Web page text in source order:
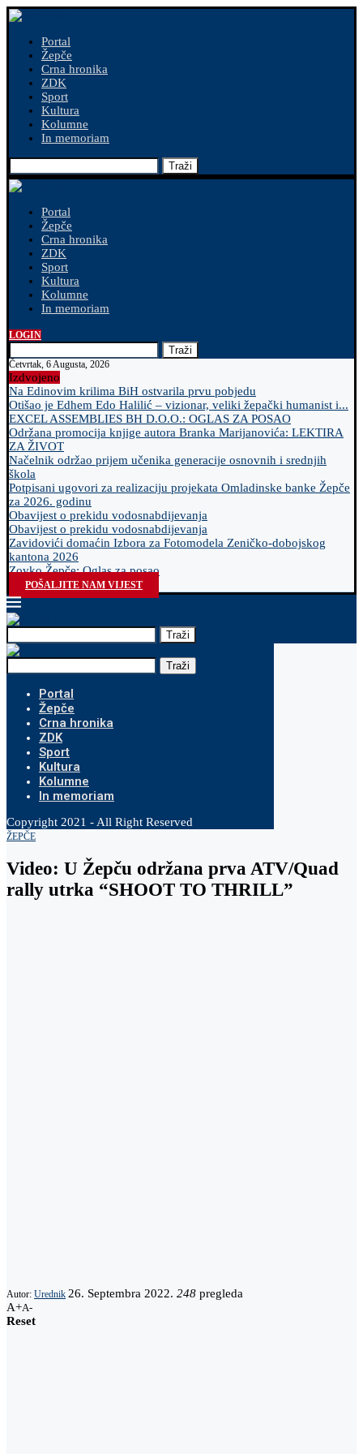
Portal
Žepče
Crna hronika
ZDK
Sport
Kultura
Kolumne
In memoriam
Traži
Portal
Žepče
Crna hronika
ZDK
Sport
Kultura
Kolumne
In memoriam
LOGIN
Traži
Četvrtak, 6 Augusta, 2026
Izdvojeno
Na Edinovim krilima BiH ostvarila prvu pobjedu
Otišao je Edhem Edo Halilić – vizionar, veliki žepački humanist i...
EXCEL ASSEMBLIES BH D.O.O.: OGLAS ZA POSAO
Održana promocija knjige autora Branka Marijanovića: LEKTIRA
ZA ŽIVOT
Načelnik održao prijem učenika generacije osnovnih i srednjih
škola
Potpisani ugovori za realizaciju projekata Omladinske banke Žepče
za 2026. godinu
Obavijest o prekidu vodosnabdijevanja
Obavijest o prekidu vodosnabdijevanja
Zavidovići domaćin Izbora za Fotomodela Zeničko-dobojskog
kantona 2026
Zovko Žepče: Oglas za posao
POŠALJITE NAM VIJEST
Traži
Traži
Portal
Žepče
Crna hronika
ZDK
Sport
Kultura
Kolumne
In memoriam
Copyright 2021 - All Right Reserved
ŽEPČE
Video: U Žepču održana prva ATV/Quad
rally utrka “SHOOT TO THRILL”
Autor: Urednik 26. Septembra 2022. 248 pregleda
A+A-
Reset